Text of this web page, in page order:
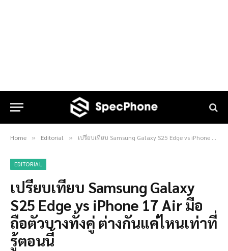
Home » Editorial » เปรียบเทียบ Samsung Galaxy S25 Edge vs iPhone 17 Air มือถือตัวบางทั้งคู่ ต่างกันแค่ไหนเท่าที่รู้ตอนนี้
EDITORIAL
เปรียบเทียบ Samsung Galaxy
S25 Edge vs iPhone 17 Air มือ
ถือตัวบางทั้งคู่ ต่างกันแค่ไหนเท่าที่
รู้ตอนนี้